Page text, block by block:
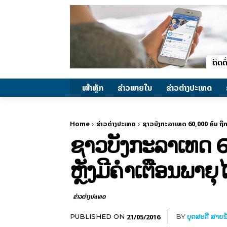
ໜ້າຫຼັກ ຂ່າວພາຍ​ໃນ ຂ່າວຕ່າງປະເທດ
Home ຂ່າວຕ່າງປະເທດ ຊາວບັງກະລາເທດ 60,000 ຄົນ
ຊາວບັງກະລາເທ
ຫຼັງມີຄຳເຕືອນພາຍຸ
ຂ່າວຕ່າງປະເທດ
PUBLISHED ON 21/05/2016 BYບຸດສະດີ ສາຍ